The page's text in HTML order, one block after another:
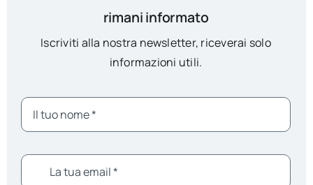
rimani informato
Iscriviti alla nostra newsletter, riceverai solo
informazioni utili.